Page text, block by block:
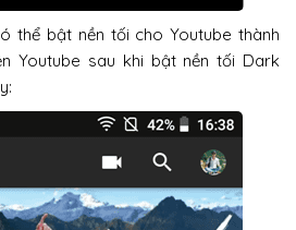
thể bật nền tối cho Youtube thành
Youtube sau khi bật nền tối Dark